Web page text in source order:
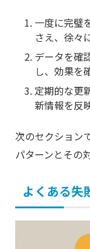
一度に完璧
さえ、徐々
データを確
し、効果を
定期的な更
新情報を反
次のセクション
パターンとその
よくある失